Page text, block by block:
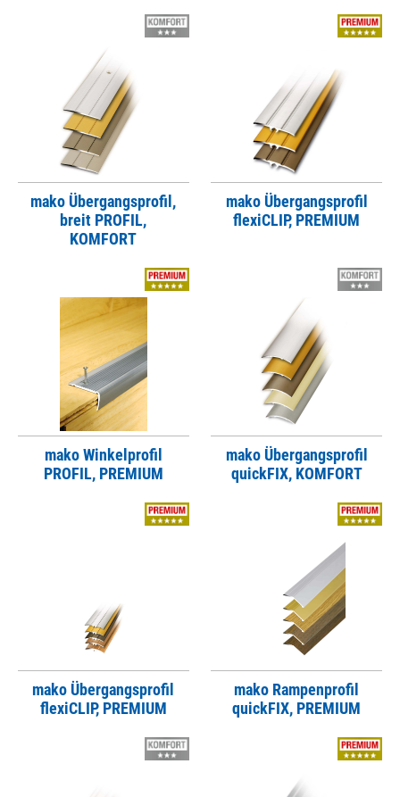
mako Übergangsprofil,
breit PROFIL,
KOMFORT
mako Übergangsprofil
flexiCLIP, PREMIUM
mako Winkelprofil
PROFIL, PREMIUM
mako Übergangsprofil
quickFIX, KOMFORT
mako Übergangsprofil
flexiCLIP, PREMIUM
mako Rampenprofil
quickFIX, PREMIUM